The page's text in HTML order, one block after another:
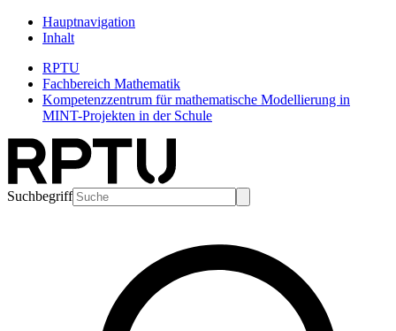
Hauptnavigation
Inhalt
RPTU
Fachbereich Mathematik
Kompetenzzentrum für mathematische Modellierung in
MINT-Projekten in der Schule
Suchbegriff